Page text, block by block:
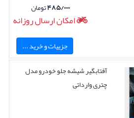
۴۸۵/۰۰۰تومان
امکان ارسال روزانه
جزییات و خرید ...
آفتابگیر شیشه جلو خودرو مدل
چتری وارداتی